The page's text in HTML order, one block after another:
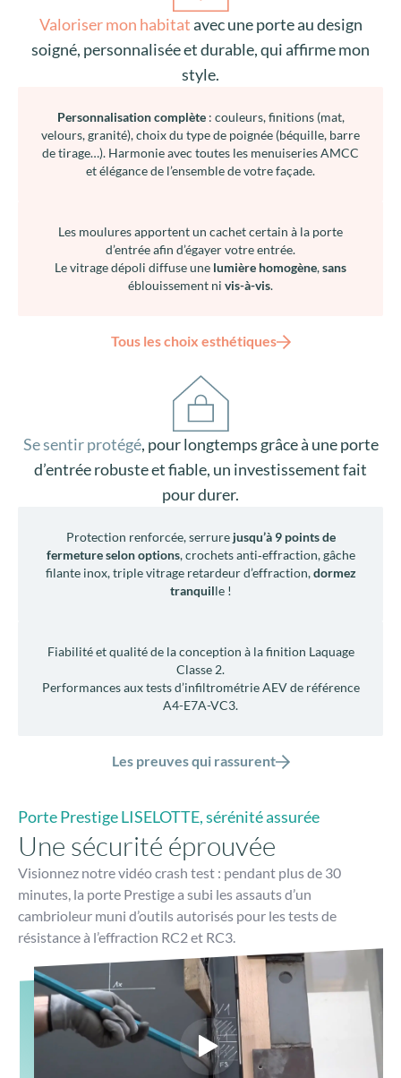
Les moulures apportent un cachet certain à la porte
d’entrée afin d’égayer votre entrée.
Le vitrage dépoli diffuse unelumière homogène
Tous les choix esthétiques
Se sentir protégé, pour longtemps grâce à une porte
d’entrée robuste et fiable, un investissement fait
Protection renforcée, serrurejusqu’à 9 points de
filante inox, triple vitrage retardeur d’effraction,
tranquil le !
Fiabilité et qualité de la conception à la finition Laquage
Classe 2.
Performances aux tests d’infiltrométrie AEV de référence
Les preuves qui rassurent
Une sécurité éprouvée
Visionnez notre vidéo crash test : pendant plus de 30
minutes, la porte Prestige a subi les assauts d’un
La porte qui reflète votre style !
Choisissez les couleurs, les poignées et les vitrages pour
personnaliser votre porte d’entrée et la rendre unique !